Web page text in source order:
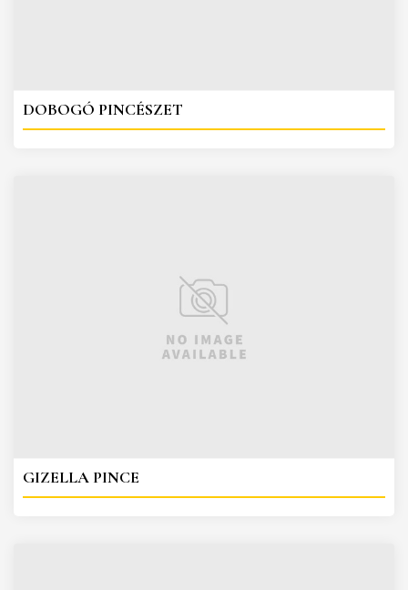
DOBOGÓ PINCÉSZET
GIZELLA PINCE